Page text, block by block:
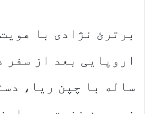
برترئ نژادی با
اروپایی بعد از سفر
ساله با چپن ریا،